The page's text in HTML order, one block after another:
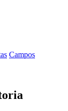
Campos